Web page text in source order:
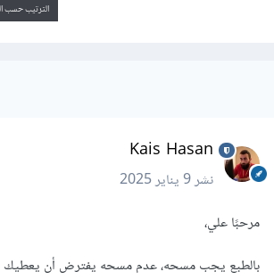
الترتيب حسب
Kais Hasan
نشر9 يناير 2025
مرحبًا علي،
بالطبع يجب مسحه، عدم مسحه يفترض أن يعطيك